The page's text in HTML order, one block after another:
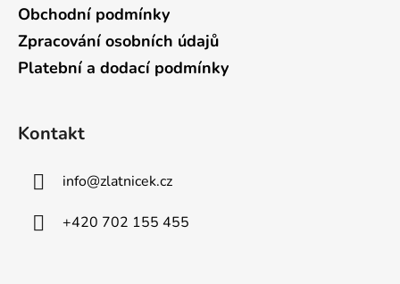
Obchodní podmínky
Zpracování osobních údajů
Platební a dodací podmínky
Kontakt
info@zlatnicek.cz
+420 702 155 455